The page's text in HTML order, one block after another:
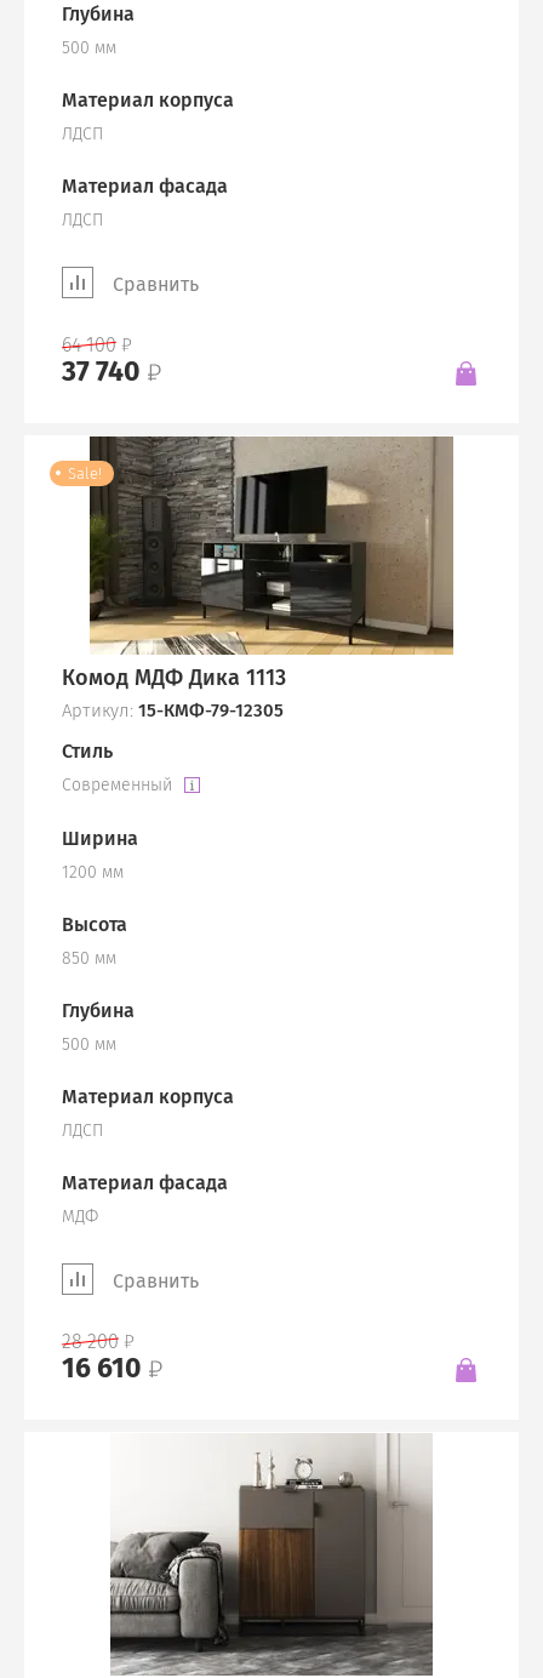
Глубина
500 мм
Материал корпуса
ЛДСП
Материал фасада
ЛДСП
Сравнить
64 100
37 740
Sale!
Комод МДФ Дика 1113
Артикул: 15-КМФ-79-12305
Стиль
Современный
Ширина
1200 мм
Высота
850 мм
Глубина
500 мм
Материал корпуса
ЛДСП
Материал фасада
МДФ
Сравнить
28 200
16 610